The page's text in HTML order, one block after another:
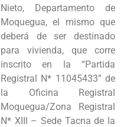
Nieto, Departamento de
Moquegua, el mismo que
deberá de ser destinado
para vivienda, que corre
inscrito en la “Partida
Registral N* 11045433” de
la Oficina Registral
Moquegua/Zona Registral
N* XIIl – Sede Tacna de la